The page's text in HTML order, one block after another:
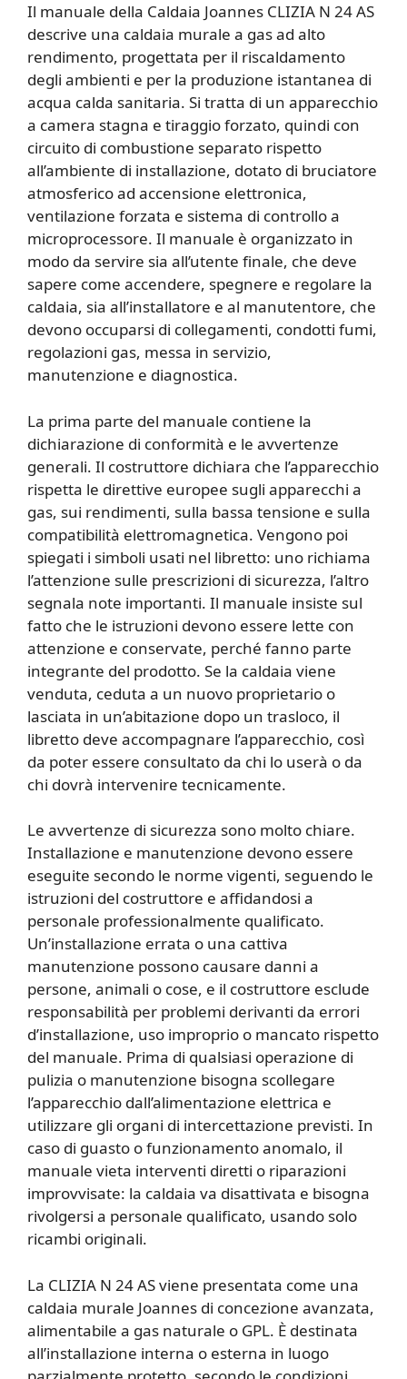
Il manuale della Caldaia Joannes CLIZIA N 24 AS
descrive una caldaia murale a gas ad alto
rendimento, progettata per il riscaldamento
degli ambienti e per la produzione istantanea di
acqua calda sanitaria. Si tratta di un apparecchio
a camera stagna e tiraggio forzato, quindi con
circuito di combustione separato rispetto
all’ambiente di installazione, dotato di bruciatore
atmosferico ad accensione elettronica,
ventilazione forzata e sistema di controllo a
microprocessore. Il manuale è organizzato in
modo da servire sia all’utente finale, che deve
sapere come accendere, spegnere e regolare la
caldaia, sia all’installatore e al manutentore, che
devono occuparsi di collegamenti, condotti fumi,
regolazioni gas, messa in servizio,
manutenzione e diagnostica.
La prima parte del manuale contiene la
dichiarazione di conformità e le avvertenze
generali. Il costruttore dichiara che l’apparecchio
rispetta le direttive europee sugli apparecchi a
gas, sui rendimenti, sulla bassa tensione e sulla
compatibilità elettromagnetica. Vengono poi
spiegati i simboli usati nel libretto: uno richiama
l’attenzione sulle prescrizioni di sicurezza, l’altro
segnala note importanti. Il manuale insiste sul
fatto che le istruzioni devono essere lette con
attenzione e conservate, perché fanno parte
integrante del prodotto. Se la caldaia viene
venduta, ceduta a un nuovo proprietario o
lasciata in un’abitazione dopo un trasloco, il
libretto deve accompagnare l’apparecchio, così
da poter essere consultato da chi lo userà o da
chi dovrà intervenire tecnicamente.
Le avvertenze di sicurezza sono molto chiare.
Installazione e manutenzione devono essere
eseguite secondo le norme vigenti, seguendo le
istruzioni del costruttore e affidandosi a
personale professionalmente qualificato.
Un’installazione errata o una cattiva
manutenzione possono causare danni a
persone, animali o cose, e il costruttore esclude
responsabilità per problemi derivanti da errori
d’installazione, uso improprio o mancato rispetto
del manuale. Prima di qualsiasi operazione di
pulizia o manutenzione bisogna scollegare
l’apparecchio dall’alimentazione elettrica e
utilizzare gli organi di intercettazione previsti. In
caso di guasto o funzionamento anomalo, il
manuale vieta interventi diretti o riparazioni
improvvisate: la caldaia va disattivata e bisogna
rivolgersi a personale qualificato, usando solo
ricambi originali.
La CLIZIA N 24 AS viene presentata come una
caldaia murale Joannes di concezione avanzata,
alimentabile a gas naturale o GPL. È destinata
all’installazione interna o esterna in luogo